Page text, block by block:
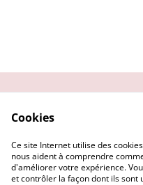
confidentialité
Cookies
Ce site Internet utilise des
nous aident à comprendre
d'améliorer votre expérience.
et contrôler la façon dont ils sont